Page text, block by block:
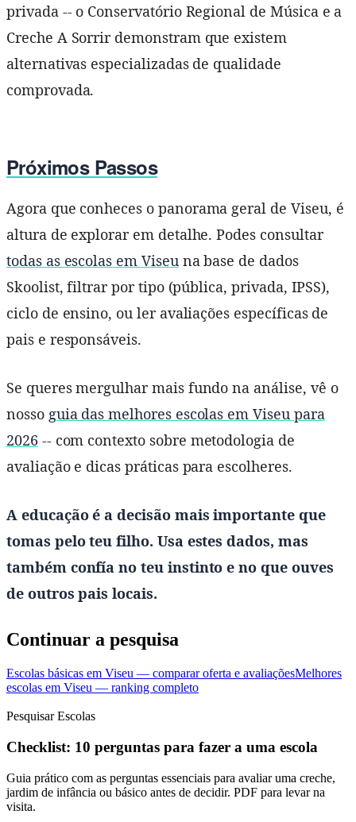
privada -- o Conservatório Regional de Música e a
Creche A Sorrir demonstram que existem
alternativas especializadas de qualidade
comprovada.
Próximos Passos
Agora que conheces o panorama geral de Viseu, é
altura de explorar em detalhe. Podes consultar
todas as escolas em Viseuna base de dados
Skoolist, filtrar por tipo (pública, privada, IPSS),
ciclo de ensino, ou ler avaliações específicas de
pais e responsáveis.
Se queres mergulhar mais fundo na análise, vê o
nosso guia das melhores escolas em Viseu para
2026 -- com contexto sobre metodologia de
avaliação e dicas práticas para escolheres.
A educação é a decisão mais importante que
tomas pelo teu filho. Usa estes dados, mas
também confía no teu instinto e no que ouves
de outros pais locais.
Continuar a pesquisa
Escolas básicas em Viseu — comparar oferta e avaliaçõesMelhores
escolas em Viseu — ranking completo
Pesquisar Escolas
Checklist: 10 perguntas para fazer a uma escola
Guia prático com as perguntas essenciais para avaliar uma creche,
jardim de infância ou básico antes de decidir. PDF para levar na
visita.